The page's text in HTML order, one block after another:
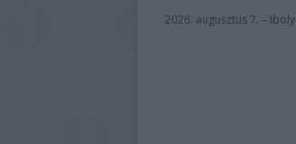
2026. augusztus 7. –